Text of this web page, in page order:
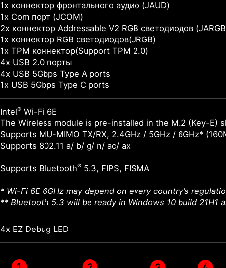
1x коннектор фронтального аудио (JAUD)
1x Com порт (JCOM)
2x коннектор Addressable V2 RGB светодиодов
1x коннектор RGB светодиодов(JRGB)
1x TPM коннектор(Support TPM 2.0)
4x USB 2.0 порты
4x USB 5Gbps Type A ports
1x USB 5Gbps Type C ports
Intel® Wi-Fi 6E
The Wireless module is pre-installed in the M.2 (Key-E)
Supports MU-MIMO TX/RX, 2.4GHz / 5GHz / 6GHz*
Supports 802.11 a/ b/ g/ n/ ac/ ax
Supports Bluetooth® 5.3, FIPS, FISMA
* Wi-Fi 6E 6GHz may depend on every country’s
** Bluetooth 5.3 will be ready in Windows 10 build 21H1
4x EZ Debug LED